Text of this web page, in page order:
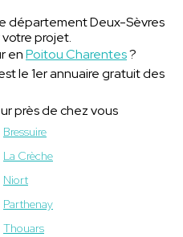
département Deux-Sèvres
projet.
enPoitou Charentes?
le 1er annuaire gratuit des
près de chez vous
Bressuire
La Crèche
Niort
Parthenay
Thouars